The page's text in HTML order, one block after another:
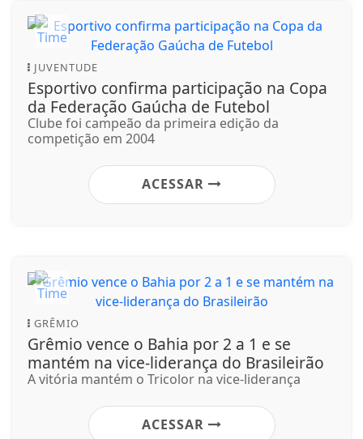
JUVENTUDE
Esportivo confirma participação na Copa
da Federação Gaúcha de Futebol
Clube foi campeão da primeira edição da
competição em 2004
ACESSAR
GRÊMIO
Grêmio vence o Bahia por 2 a 1 e se
mantém na vice-liderança do Brasileirão
A vitória mantém o Tricolor na vice-liderança
ACESSAR